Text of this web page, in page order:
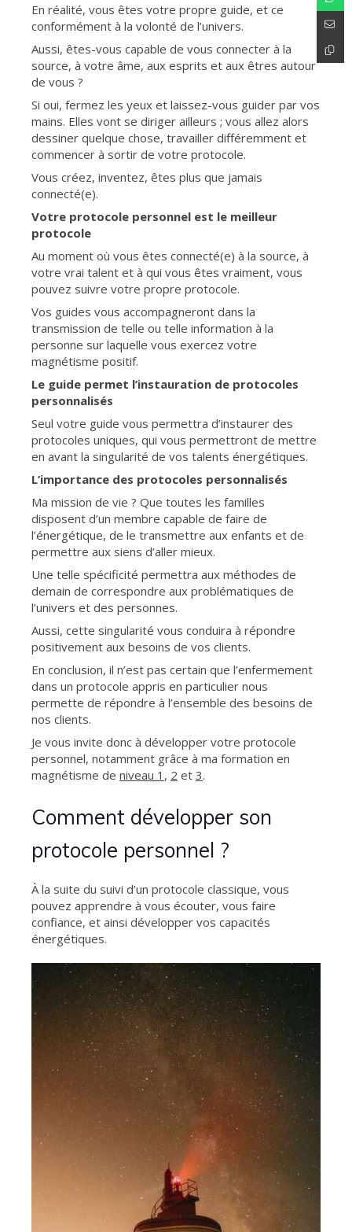
En réalité, vous êtes votre propre guide, et ce
conformément à la volonté de l’univers.
Aussi, êtes-vous capable de vous connecter à la
source, à votre âme, aux esprits et aux êtres autour
de vous ?
Si oui, fermez les yeux et laissez-vous guider par vos
mains. Elles vont se diriger ailleurs ; vous allez alors
dessiner quelque chose, travailler différemment et
commencer à sortir de votre protocole.
Vous créez, inventez, êtes plus que jamais
connecté(e).
Votre protocole personnel est le meilleur
protocole
Au moment où vous êtes connecté(e) à la source, à
votre vrai talent et à qui vous êtes vraiment, vous
pouvez suivre votre propre protocole.
Vos guides vous accompagneront dans la
transmission de telle ou telle information à la
personne sur laquelle vous exercez votre
magnétisme positif.
Le guide permet l’instauration de protocoles
personnalisés
Seul votre guide vous permettra d’instaurer des
protocoles uniques, qui vous permettront de mettre
en avant la singularité de vos talents énergétiques.
L’importance des protocoles personnalisés
Ma mission de vie ? Que toutes les familles
disposent d’un membre capable de faire de
l’énergétique, de le transmettre aux enfants et de
permettre aux siens d’aller mieux.
Une telle spécificité permettra aux méthodes de
demain de correspondre aux problématiques de
l’univers et des personnes.
Aussi, cette singularité vous conduira à répondre
positivement aux besoins de vos clients.
En conclusion, il n’est pas certain que l’enfermement
dans un protocole appris en particulier nous
permette de répondre à l’ensemble des besoins de
nos clients.
Je vous invite donc à développer votre protocole
personnel, notamment grâce à ma formation en
magnétisme de niveau 1 , 2 et 3.
Comment développer son
protocole personnel ?
À la suite du suivi d’un protocole classique, vous
pouvez apprendre à vous écouter, vous faire
confiance, et ainsi développer vos capacités
énergétiques.